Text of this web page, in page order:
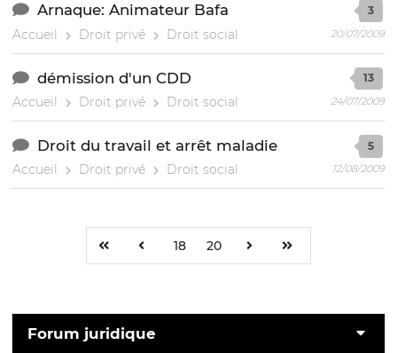
Arnaque: Animateur Bafa
Accueil Droit privé Droit social
3
20/07/2009
démission d'un CDD
Accueil Droit privé Droit social
13
24/07/2009
Droit du travail et arrêt maladie
Accueil Droit privé Droit social
5
12/08/2009
18 20
Forum juridique